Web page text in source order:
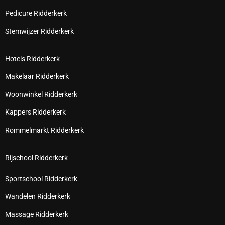
Pedicure Ridderkerk
Stemwijzer Ridderkerk
Hotels Ridderkerk
Makelaar Ridderkerk
Woonwinkel Ridderkerk
Kappers Ridderkerk
Rommelmarkt Ridderkerk
Rijschool Ridderkerk
Sportschool Ridderkerk
Wandelen Ridderkerk
Massage Ridderkerk